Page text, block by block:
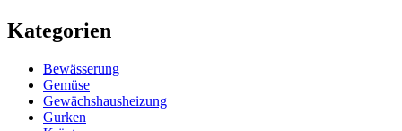
Kategorien
Bewässerung
Gemüse
Gewächshausheizung
Gurken